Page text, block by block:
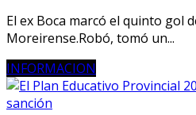
El ex Boca marcó el quinto gol
Moreirense.Robó, tomó un...
INFORMACION